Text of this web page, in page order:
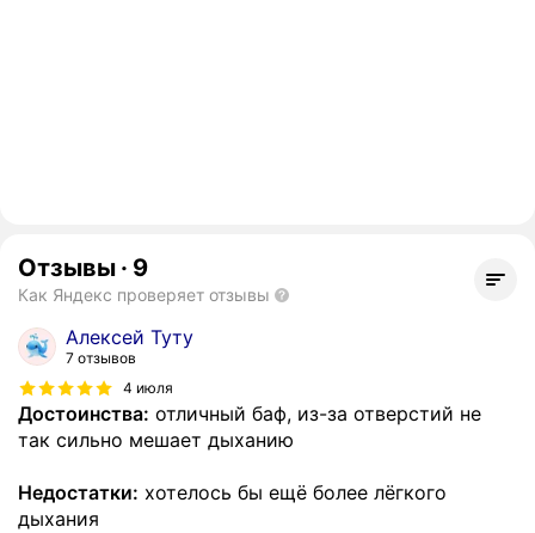
Отзывы · 9
Как Яндекс проверяет отзывы
Алексей Туту
7 отзывов
4 июля
Достоинства: отличный баф, из-за отверстий не
так сильно мешает дыханию
Недостатки: хотелось бы ещё более лёгкого
дыхания